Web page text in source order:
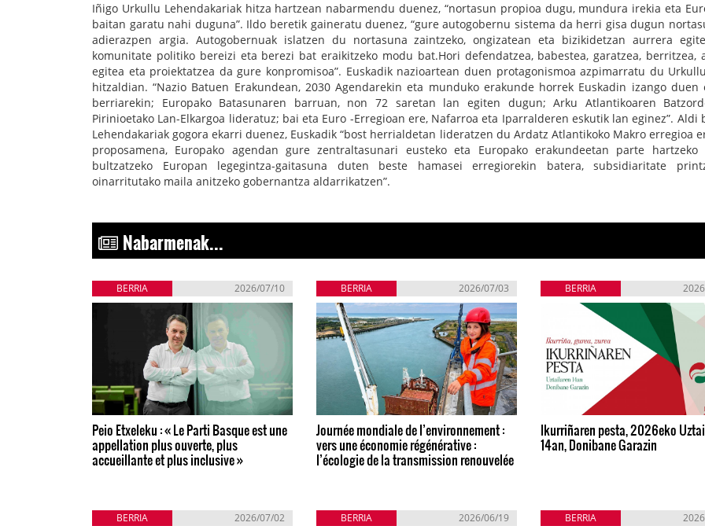
Iñigo Urkullu Lehendakariak hitza hartzean nabarmendu duenez, “nortasun propioa dugu, mundura irekia eta
baitan garatu nahi duguna”. Ildo beretik gaineratu duenez, “gure autogobernu sistema da herri gisa dugun
adierazpen argia. Autogobernuak islatzen du nortasuna zaintzeko, ongizatean eta bizikidetzan aurrera
komunitate politiko bereizi eta berezi bat eraikitzeko modu bat.Hori defendatzea, babestea, garatzea, berritzea,
egitea eta proiektatzea da gure konpromisoa”. Euskadik nazioartean duen protagonismoa azpimarratu du
hitzaldian. “Nazio Batuen Erakundean, 2030 Agendarekin eta munduko erakunde horrek Euskadin izango duen
berriarekin; Europako Batasunaren barruan, non 72 saretan lan egiten dugun; Arku Atlantikoaren
Pirinioetako Lan-Elkargoa lideratuz; bai eta Euro -Erregioan ere, Nafarroa eta Iparralderen eskutik lan eginez”. Aldi
Lehendakariak gogora ekarri duenez, Euskadik “bost herrialdetan lideratzen du Ardatz Atlantikoko Makro erregioa
proposamena, Europako agendan gure zentraltasunari eusteko eta Europako erakundeetan parte hartzeko
bultzatzeko Europan legegintza-gaitasuna duten beste hamasei erregiorekin batera, subsidiaritate
oinarritutako maila anitzeko gobernantza aldarrikatzen”.
Nabarmenak...
BERRIA 2026/07/10
Peio Etxeleku : « Le Parti Basque est une
appellation plus ouverte, plus
accueillante et plus inclusive »
BERRIA 2026/07/03
Journée mondiale de l’environnement :
vers une économie régénérative :
l’écologie de la transmission renouvelée
BERRIA
Ikurriñaren pesta, 2026eko
14an, Donibane Garazin
BERRIA 2026/07/02 BERRIA 2026/06/19 BERRIA